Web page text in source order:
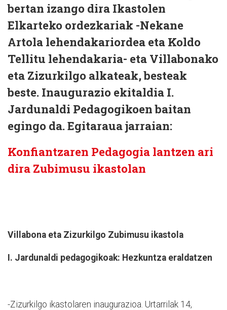
bertan izango dira Ikastolen
Elkarteko ordezkariak -Nekane
Artola lehendakariordea eta Koldo
Tellitu lehendakaria- eta Villabonako
eta Zizurkilgo alkateak, besteak
beste. Inaugurazio ekitaldia I.
Jardunaldi Pedagogikoen baitan
egingo da. Egitaraua jarraian:
Konfiantzaren Pedagogia lantzen ari
dira Zubimusu ikastolan
Villabona eta Zizurkilgo Zubimusu ikastola
I. Jardunaldi pedagogikoak: Hezkuntza eraldatzen
-Zizurkilgo ikastolaren inaugurazioa. Urtarrilak 14,